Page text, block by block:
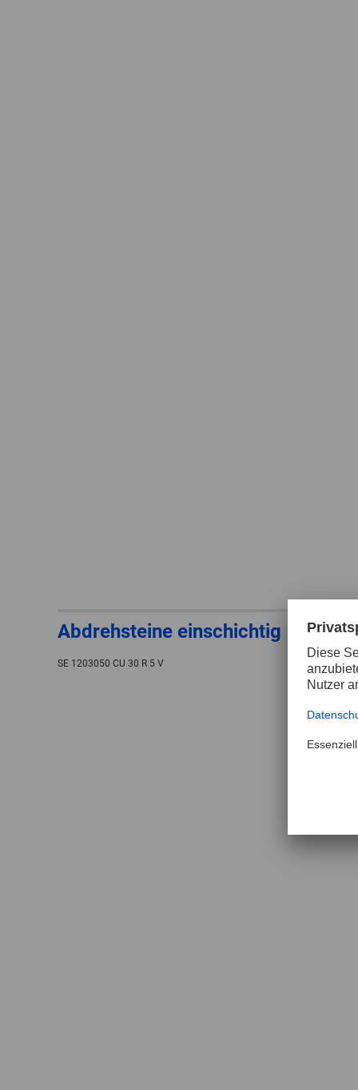
Abdrehsteine einschichtig
SE 1203050 CU 30 R 5 V